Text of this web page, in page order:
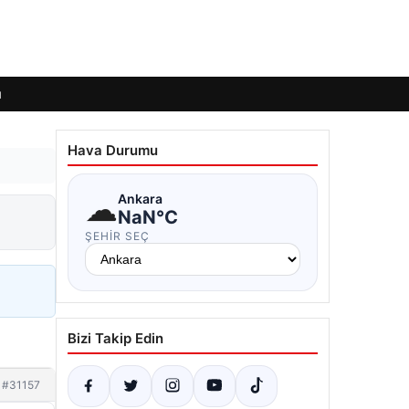
#31157
Hava Durumu
☁Ankara
NaN°C
ŞEHIR SEÇ
Bizi Takip Edin